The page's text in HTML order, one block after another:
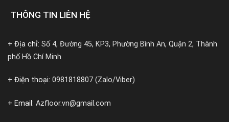
THÔNG TIN LIÊN HỆ
+ Địa chỉ: Số 4, Đường 45, KP3, Phường Bình An, Quận 2, Thành
phố Hồ Chí Minh
+ Điện thoại: 0981818807 (Zalo/Viber)
+ Email: Azfloor.vn@gmail.com